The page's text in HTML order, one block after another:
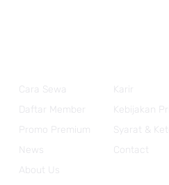
Cara Sewa
Daftar Member
Promo Premium
News
About Us
Karir
Kebijakan
Syarat &
Contact